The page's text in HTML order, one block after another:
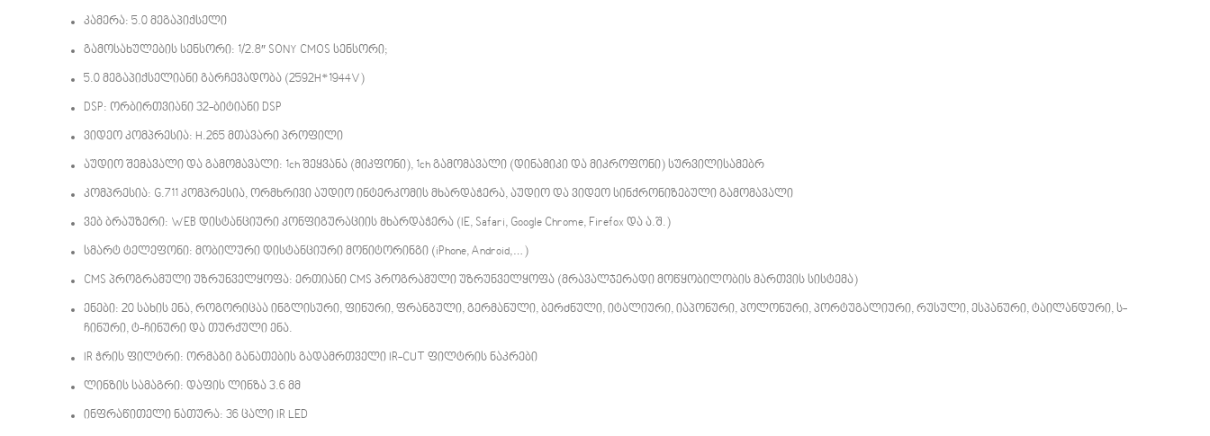
კამერა: 5.0 მეგაპიქსელი
გამოსახულების სენსორი: 1/2.8″ SONY CMOS სენსორი;
5.0 მეგაპიქსელიანი გარჩევადობა (2592H*1944V)
DSP: ორბირთვიანი 32-ბიტიანი DSP
ვიდეო კომპრესია: H.265 მთავარი პროფილი
აუდიო შემავალი და გამომავალი: 1ch შეყვანა (მიკფონი), 1ch გამომავალი (დინამიკი და მიკროფონი) სურვილისამებრ
კომპრესია: G.711 კომპრესია, ორმხრივი აუდიო ინტერკომის მხარდაჭერა, აუდიო და ვიდეო სინქრონიზებული გამომავალი
ვებ ბრაუზერი: WEB დისტანციური კონფიგურაციის მხარდაჭერა (IE, Safari, Google Chrome, Firefox და ა.შ.)
სმარტ ტელეფონი: მობილური დისტანციური მონიტორინგი (iPhone, Android,…)
CMS პროგრამული უზრუნველყოფა: ერთიანი CMS პროგრამული უზრუნველყოფა (მრავალჯერადი მოწყობილობის მართვის სისტემა)
ენები: 20 სახის ენა, როგორიცაა ინგლისური, ფინური, ფრანგული, გერმანული, ბერძნული, იტალიური, იაპონური, პოლონური, პორტუგალიური, რუსული, ესპანური, ტაილანდური, ს-
ჩინური, ტ-ჩინური და თურქული ენა.
IR ჭრის ფილტრი: ორმაგი განათების გადამრთველი IR-CUT ფილტრის ნაკრები
ლინზის სამაგრი: დაფის ლინზა 3.6 მმ
ინფრაწითელი ნათურა: 36 ცალი IR LED